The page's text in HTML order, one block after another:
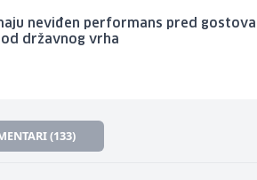
neviđen performans pred
državnog vrha
(133)